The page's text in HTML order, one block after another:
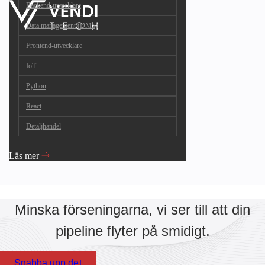
Backend-utvecklare
Data management (DMS)
Frontend-utvecklare
IoT
Python
React
Detaljhandel
Läs mer
Minska förseningarna, vi ser till att din
pipeline flyter på smidigt.
Snabba upp det